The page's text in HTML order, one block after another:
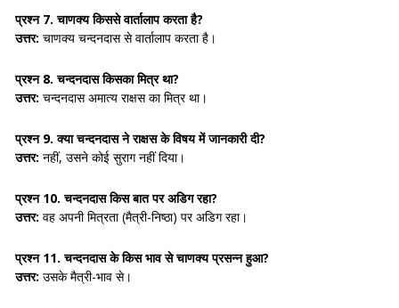
प्रश्न 7. चाणक्य किससे वार्तालाप करता है?
उत्तर: चाणक्य चन्दनदाससे वार्तालाप करता है।
प्रश्न 8. चन्दनदास किसका मित्र था?
उत्तर: चन्दनदासअमात्य राक्षसका मित्र था।
प्रश्न 9. क्या चन्दनदास ने राक्षस के विषय में जानकारी दी?
उत्तर: नहीं, उसने कोई सुराग नहीं दिया।
प्रश्न 10. चन्दनदास किस बात पर अडिग रहा?
उत्तर: वह अपनीमित्रता (मैत्री-निष्ठा) पर अडिग रहा।
प्रश्न 11. चन्दनदास के किस भाव से चाणक्य प्रसन्न हुआ?
उत्तर: उसकेमैत्री-भाव से।